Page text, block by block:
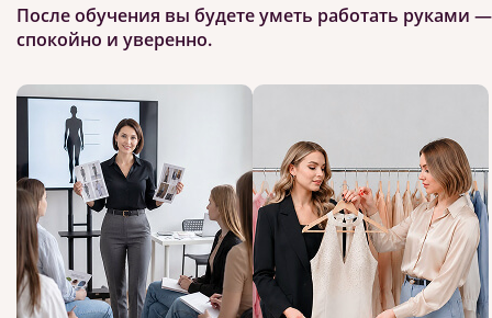
После обучения вы будете уметь работать руками —
спокойно и уверенно.